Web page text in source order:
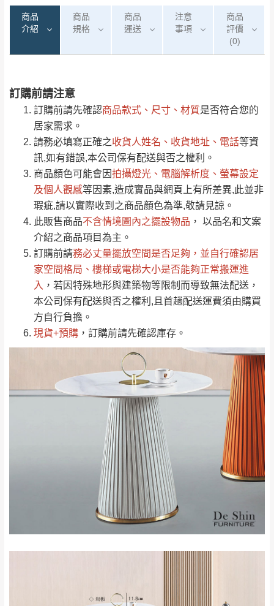
商品
介紹
商品
規格
商品
運送
注意
事項
商品
評價
(0)
訂購前請注意
訂購前請先確認商品款式、尺寸、材質是否符合您的
居家需求。
請務必填寫正確之收貨人姓名、收貨地址、電話等資
訊,如有錯誤,本公司保有配送與否之權利。
商品顏色可能會因拍攝燈光、電腦解析度、螢幕設定
及個人觀感等因素,造成實品與網頁上有所差異,此並非
瑕疵,請以實際收到之商品顏色為準,敬請見諒。
此販售商品不含情境圖內之擺設物品 ， 以品名和文案
介紹之商品項目為主。
訂購前請務必丈量擺放空間是否足夠 ，並自行確認居
家空間格局、 樓梯或電梯大小是否能夠正常搬運進
入 ，若因特殊地形與建築物等限制而導致無法配送，
本公司保有配送與否之權利,且首趟配送運費須由購買
方自行負擔。
現貨+預購 ，訂購前請先確認庫存。
運 費 說 明
運送地區 運送費用
偏遠地區
（請先線上詢問 LINE
→@dershin ）
桃園
免 運
費
＊A108產品另收運費
復興鄉
新竹
峨眉鄉、五峰鄉、
橫山、北埔鄉、尖
石鄉、寶山鄉山
區、新埔山區、芎
雙溪、貢寮、烏
來、平溪、九份、
石門、林口 下福
里、新店山區、三
峽山區、石碇、坪
林、福隆、淡水山
$ 9,000以上：免
注意事項：
由於品項繁多，網頁無法及時更新，如有需
要購買商品，請於出發前來電或到「官方
Line客服」來信確認商品是否有「現貨」與
「金額」。
若商品價格或庫存有異常，商家有權取消訂
單。部分網路商品恕無法更改原設計或客製，敬請
見諒！
接單後二日內(不含例假日)，我們客服會與您
電話聯絡或E-Mail通知確認訂單。
（線上客
服 LINE → @dershin）
下單前先詢問是否現貨 ，若未詢問下單後無
現貨我們客服會再來電或E-Mail與您聯絡
（洽詢方式請搜尋 Line ID →
地區恕無法提供運送 (詳見運送規章)。
配送範圍：
苗栗至基隆；其它地區暫不開放，如因特殊
地型限制(山區、鄉、鎮、村)、樓梯太小、無
法搬運上樓等因素，導致無法配送，
本公司
保有出貨的權利。
保護物流人員的工作安全，賣家無提供吊掛
服務，若需以吊車或其他的吊掛方式吊運，
費用將由買方自行支付。
因大型傢俱有組裝、配送的問題，並非一般
快速到貨商品，無法指定特定時間送達，司
由於百貨公司配送較為不易，故暫無法配送
0/5 (0)筆
全部 依評論高至低排列
依評論低至高排列 只顯示附上圖片
只顯示附上評論